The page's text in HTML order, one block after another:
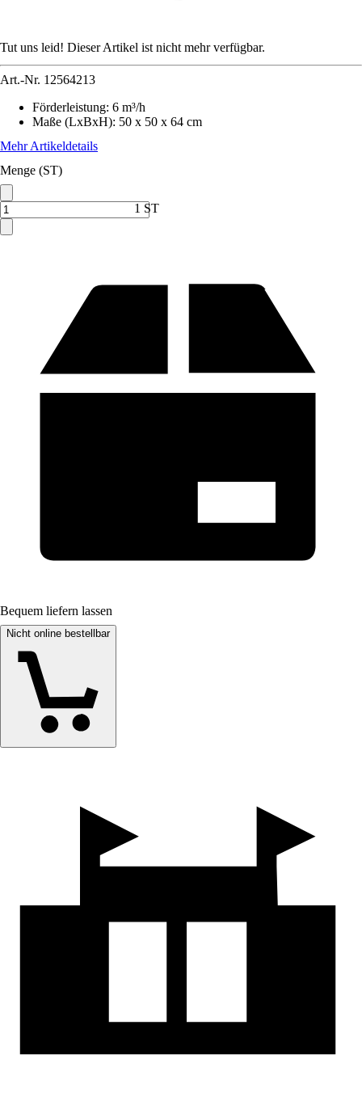
Tut uns leid! Dieser Artikel ist nicht mehr verfügbar.
Art.-Nr. 12564213
Förderleistung: 6 m³/h
Maße (LxBxH): 50 x 50 x 64 cm
Mehr Artikeldetails
Menge (ST)
1 ST
Bequem liefern lassen
Nicht online bestellbar